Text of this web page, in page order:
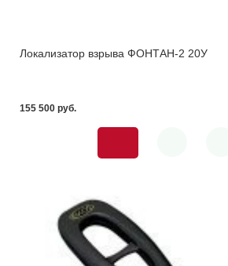
Локализатор взрыва ФОНТАН-2 20У
155 500 pуб.